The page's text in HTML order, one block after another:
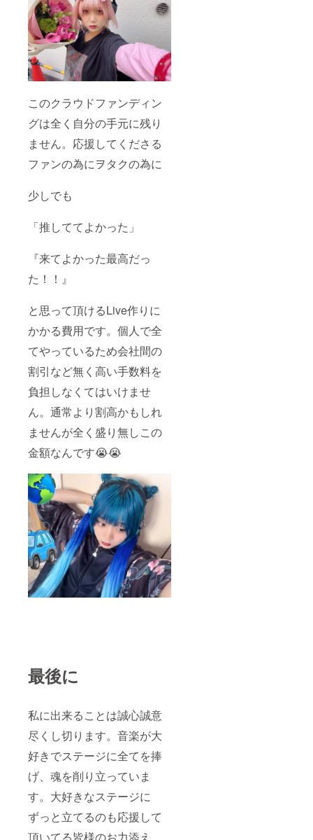
このクラウドファンディン
グは全く自分の手元に残り
ません。応援してくださる
ファンの為にヲタクの為に
少しでも
「推しててよかった」
『来てよかった最高だっ
た！！』
と思って頂けるLive作りに
かかる費用です。個人で全
てやっているため会社間の
割引など無く高い手数料を
負担しなくてはいけませ
ん。通常より割高かもしれ
ませんが全く盛り無しこの
金額なんです😭😭
最後に
私に出来ることは誠心誠意
尽くし切ります。音楽が大
好きでステージに全てを捧
げ、魂を削り立っていま
す。大好きなステージに
ずっと立てるのも応援して
頂いてる皆様のお力添え